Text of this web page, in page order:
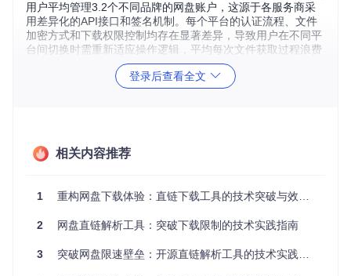
用户平均管理3.2个不同品牌的网盘账户，这源于各服务商采
用差异化的API接口和签名机制。每个平台的认证流程、文件
加密方式和下载权限控制均存在显著差异，导致用户在不同平
台间切换时需重新适应操作逻辑，平均每次文件获取过程浪费
传统下载流程的体验损耗
等待，这些非核心操作显著延长了任务完成时间。
方案架构：多平台直链解析的技术实现
统一解析引擎的架构设计
计：适配层处理不同网盘的认证协议，解析层提取真实文件U
登录后查看全文
相关内容推荐
1 重构网盘下载体验：直链下载工具的技术突破与效率革命
2 网盘直链解析工具：突破下载限制的技术实践指南
3 突破网盘限速壁垒：开源直链解析工具的技术实践与价值探索